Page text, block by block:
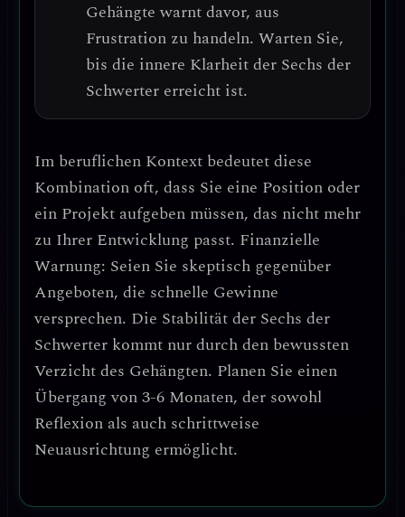
Gehängte warnt davor, aus
Frustration zu handeln. Warten Sie,
bis die innere Klarheit der Sechs der
Schwerter erreicht ist.
Im beruflichen Kontext bedeutet diese
Kombination oft, dass Sie eine Position oder
ein Projekt aufgeben müssen, das nicht mehr
zu Ihrer Entwicklung passt. Finanzielle
Warnung: Seien Sie skeptisch gegenüber
Angeboten, die schnelle Gewinne
versprechen. Die Stabilität der Sechs der
Schwerter kommt nur durch den bewussten
Verzicht des Gehängten. Planen Sie einen
Übergang von 3-6 Monaten, der sowohl
Reflexion als auch schrittweise
Neuausrichtung ermöglicht.